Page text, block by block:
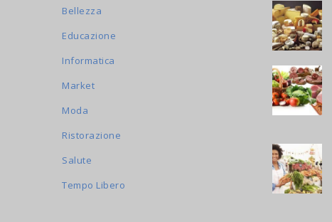
Bellezza
Educazione
Informatica
Market
Moda
Ristorazione
Salute
Tempo Libero